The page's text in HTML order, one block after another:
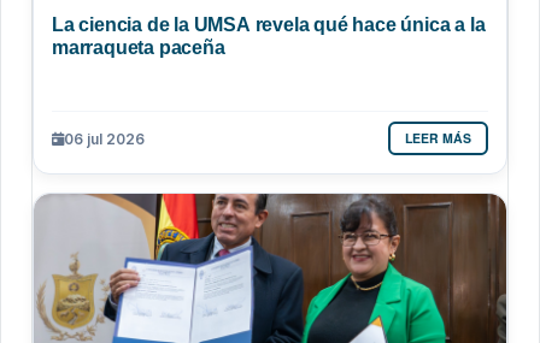
La ciencia de la UMSA revela qué hace única a la
marraqueta paceña
06 jul 2026 LEER MÁS